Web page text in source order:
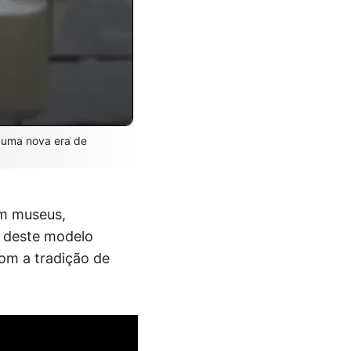
nova era de
museus,
modelo
a tradição de